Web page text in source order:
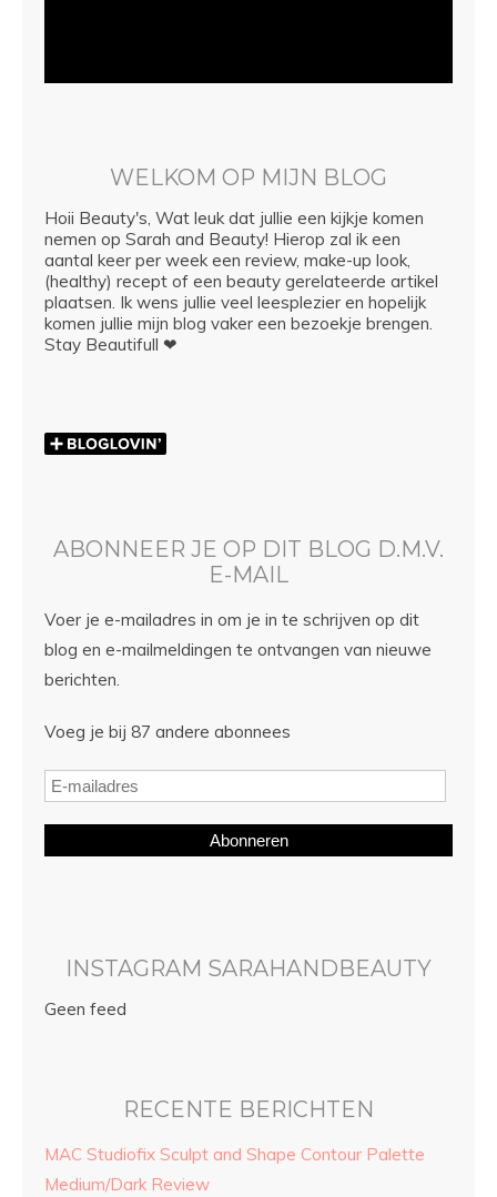
WELKOM OP MIJN BLOG
Hoii Beauty's, Wat leuk dat jullie een kijkje komen
nemen op Sarah and Beauty! Hierop zal ik een
aantal keer per week een review, make-up look,
(healthy) recept of een beauty gerelateerde artikel
plaatsen. Ik wens jullie veel leesplezier en hopelijk
komen jullie mijn blog vaker een bezoekje brengen.
Stay Beautifull ❤
ABONNEER JE OP DIT BLOG D.M.V.
E-MAIL
Voer je e-mailadres in om je in te schrijven op dit
blog en e-mailmeldingen te ontvangen van nieuwe
berichten.
Voeg je bij 87 andere abonnees
Abonneren
INSTAGRAM SARAHANDBEAUTY
Geen feed
RECENTE BERICHTEN
MAC Studiofix Sculpt and Shape Contour Palette
Medium/Dark Review